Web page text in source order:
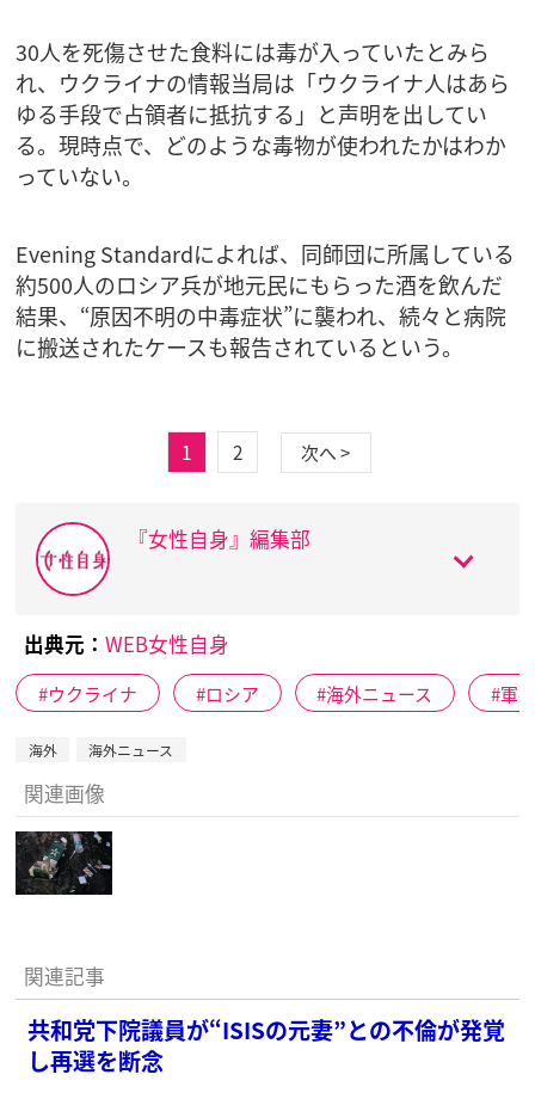
30人を死傷させた食料には毒が入っていたとみら
れ、ウクライナの情報当局は「ウクライナ人はあら
ゆる手段で占領者に抵抗する」と声明を出してい
る。現時点で、どのような毒物が使われたかはわか
っていない。
Evening Standardによれば、同師団に所属している
約500人のロシア兵が地元民にもらった酒を飲んだ
結果、“原因不明の中毒症状”に襲われ、続々と病院
に搬送されたケースも報告されているという。
1 2 次へ >
『女性自身』編集部
出典元： WEB女性自身
ウクライナ ロシア 海外ニュース 軍
海外 海外ニュース
関連画像
関連記事
共和党下院議員が“ISISの元妻”との不倫が発覚
し再選を断念